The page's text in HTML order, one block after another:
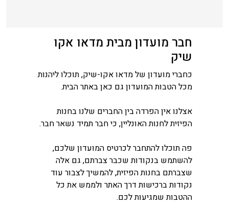
חבר מועדון מבית מדאו אקו
שיק
כחברי מועדון של מדאו אקו-שיק, תוכלו ליהנות
מכל הטבות המועדון גם כאן באתר הבית.
אצלנו אין הפרדה בין החברים שלנו בחנות
הפיזית לחנות האונליין, כי חבר תמיד נשאר חבר.
פה תוכלו להתחבר לכרטיס המועדון שלכם,
להשתמש בנקודות שכבר צברתם, גם אלה
שצברתם בחנות הפיזית, להמשיך לצבור עוד
נקודות ברכישות דרך האתר ולממש את כל
ההטבות שמגיעות לכם.